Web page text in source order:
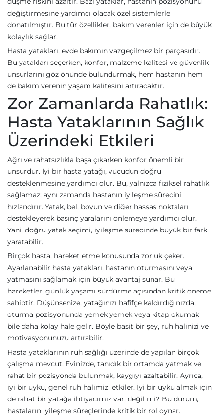
değiştirmesine yardımcı olacak özel sistemlerle
donatılmıştır. Bu tür özellikler, bakım verenler için de büyük
kolaylık sağlar.
Hasta yatakları, evde bakımın vazgeçilmez bir parçasıdır.
Bu yatakları seçerken, konfor, malzeme kalitesi ve güvenlik
unsurlarını göz önünde bulundurmak, hem hastanın hem
de bakım verenin yaşam kalitesini artıracaktır.
Zor Zamanlarda Rahatlık:
Hasta Yataklarının Sağlık
Üzerindeki Etkileri
Ağrı ve rahatsızlıkla başa çıkarken konfor önemli bir
unsurdur. İyi bir hasta yatağı, vücudun doğru
desteklenmesine yardımcı olur. Bu, yalnızca fiziksel rahatlık
sağlamaz; aynı zamanda hastanın iyileşme sürecini
hızlandırır. Yatak, bel, boyun ve diğer hassas noktaları
destekleyerek basınç yaralarını önlemeye yardımcı olur.
Yani, doğru yatak seçimi, iyileşme sürecinde büyük bir fark
yaratabilir.
Birçok hasta, hareket etme konusunda zorluk çeker.
Ayarlanabilir hasta yatakları, hastanın oturmasını veya
yatmasını sağlamak için büyük avantaj sunar. Bu
hareketler, günlük yaşamı sürdürme açısından kritik öneme
sahiptir. Düşünsenize, yatağınızı hafifçe kaldırdığınızda,
oturma pozisyonunda yemek yemek veya kitap okumak
bile daha kolay hale gelir. Böyle basit bir şey, ruh halinizi ve
motivasyonunuzu artırabilir.
Hasta yataklarının ruh sağlığı üzerinde de yapılan birçok
çalışma mevcut. Evinizde, tanıdık bir ortamda yatmak ve
rahat bir pozisyonda bulunmak, kaygıyı azaltabilir. Ayrıca,
iyi bir uyku, genel ruh halimizi etkiler. İyi bir uyku almak için
de rahat bir yatağa ihtiyacımız var, değil mi? Bu durum,
hastaların iyileşme süreçlerinde kritik bir rol oynar.